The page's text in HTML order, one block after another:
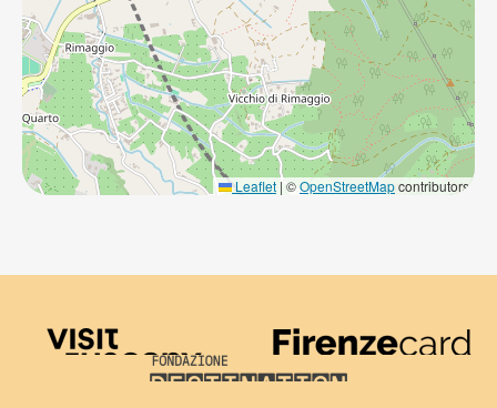
Leaflet |©OpenStreetMapcontributors
Visit Tuscany
Firenze Card
Destination Florence